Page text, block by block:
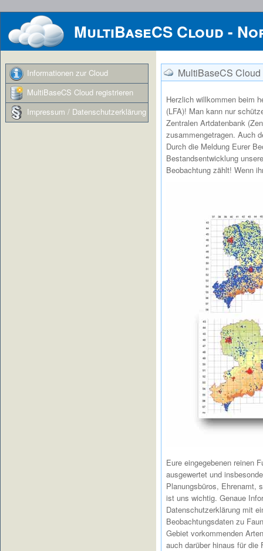
MultiBaseCS Cloud -
Informationen zur Cloud
MultiBaseCS Cloud registrieren
Impressum / Datenschutzerklärung
MultiBaseCS
Herzlich willkommen beim
(LFA)! Man kann nur
Zentralen Artdatenbank
zusammengetragen. Auch
Durch die Meldung Eurer
Bestandsentwicklung
Beobachtung zählt! Wenn
Eure eingegebenen reinen
ausgewertet und
Planungsbüros, Ehrenamt,
ist uns wichtig. Genaue
Datenschutzerklärung mit
Beobachtungsdaten zu
Gebiet vorkommenden
auch darüber hinaus für